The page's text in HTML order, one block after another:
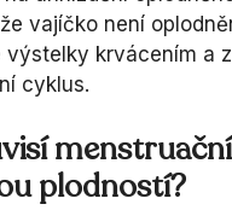
vajíčko není
výstelky krvácením a
cyklus.
plodností?